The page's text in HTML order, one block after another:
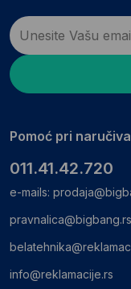
Pomoć pri
011.41.42.720
e-mails:
pravnalica@bigbang.rs
info@reklamacije.rs